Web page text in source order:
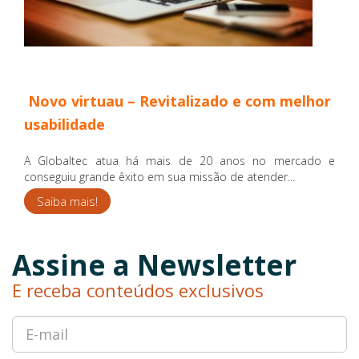
Novo virtuau – Revitalizado e com melhor
usabilidade
A Globaltec atua há mais de 20 anos no mercado e
conseguiu grande êxito em sua missão de atender...
Saiba mais!
Assine a Newsletter
E receba conteúdos exclusivos